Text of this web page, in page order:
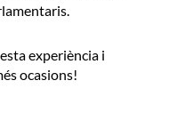
experiència i
ocasions!